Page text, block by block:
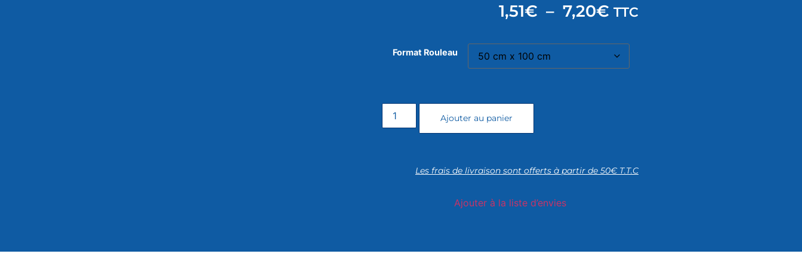
1,51€ – 7,20€ TTC
Format Rouleau
Ajouter au panier
Les frais de livraison sont offerts à partir de 50€ T.T.C
Ajouter à la liste d’envies